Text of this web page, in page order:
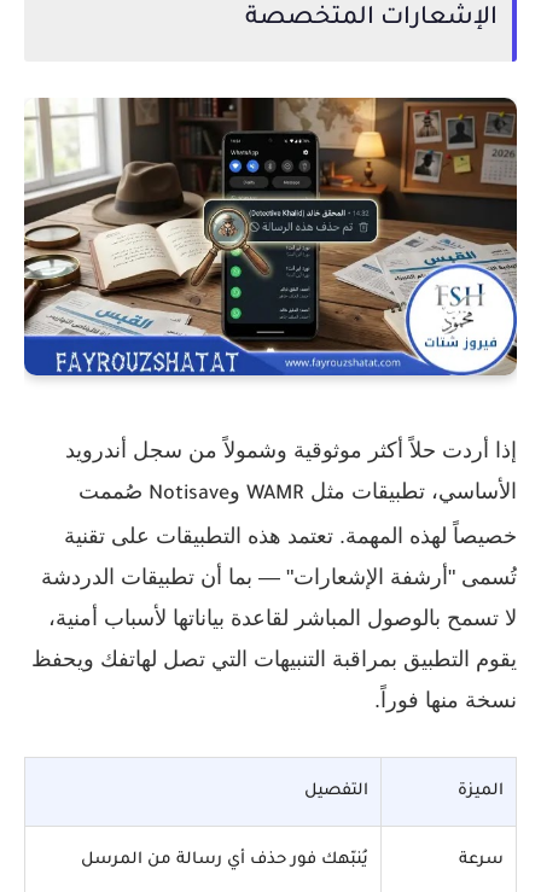
الإشعارات المتخصصة
إذا أردت حلاً أكثر موثوقية وشمولاً من سجل أندرويد
الأساسي، تطبيقات مثل WAMR وNotisave صُممت
خصيصاً لهذه المهمة. تعتمد هذه التطبيقات على تقنية
تُسمى "أرشفة الإشعارات" — بما أن تطبيقات الدردشة
لا تسمح بالوصول المباشر لقاعدة بياناتها لأسباب أمنية،
يقوم التطبيق بمراقبة التنبيهات التي تصل لهاتفك ويحفظ
نسخة منها فوراً.
الميزة التفصيل
سرعة يُنبّهك فور حذف أي رسالة من المرسل